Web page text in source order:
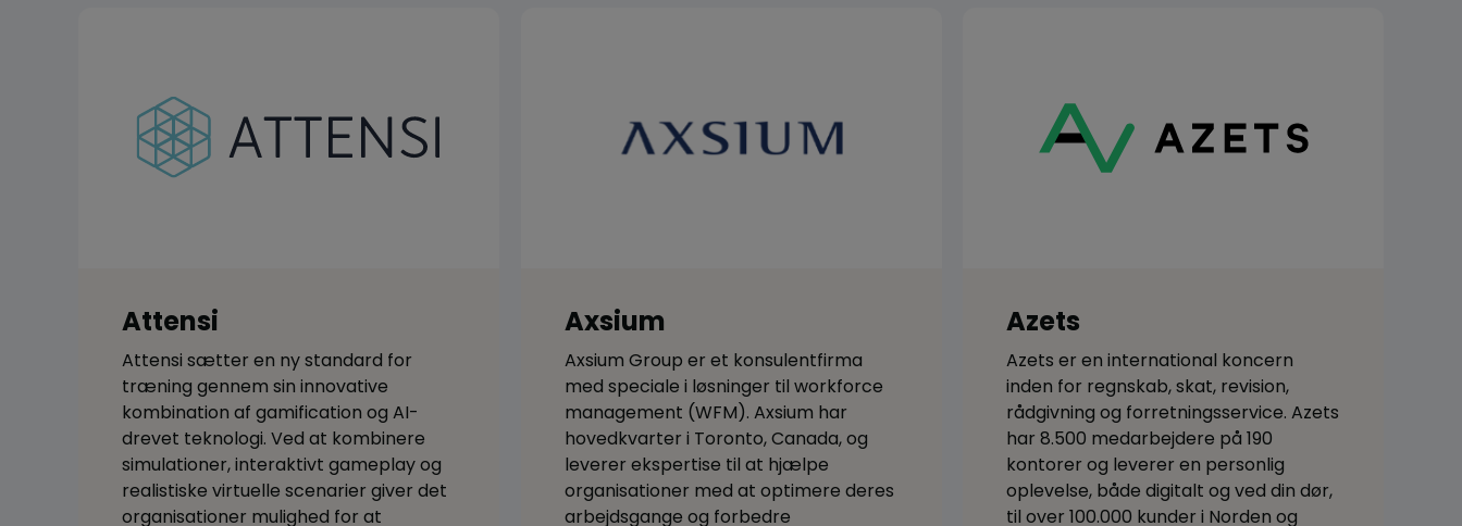
Attensi
Attensi sætter en ny standard for
træning gennem sin innovative
kombination af gamification og AI-
drevet teknologi. Ved at kombinere
simulationer, interaktivt gameplay og
realistiske virtuelle scenarier giver det
organisationer mulighed for at
Axsium
Axsium Group er et konsulentfirma
med speciale i løsninger til workforce
management (WFM). Axsium har
hovedkvarter i Toronto, Canada, og
leverer ekspertise til at hjælpe
organisationer med at optimere deres
arbejdsgange og forbedre
Azets
Azets er en international koncern
inden for regnskab, skat, revision,
rådgivning og forretningsservice. Azets
har 8.500 medarbejdere på 190
kontorer og leverer en personlig
oplevelse, både digitalt og ved din dør,
til over 100.000 kunder i Norden og